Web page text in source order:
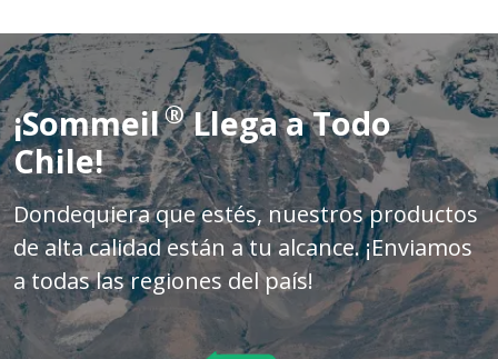
¡Sommeil®Llega a Todo
Chile!
Dondequiera que estés, nuestros productos
de alta calidad están a tu alcance. ¡Enviamos
a todas las regiones del país!